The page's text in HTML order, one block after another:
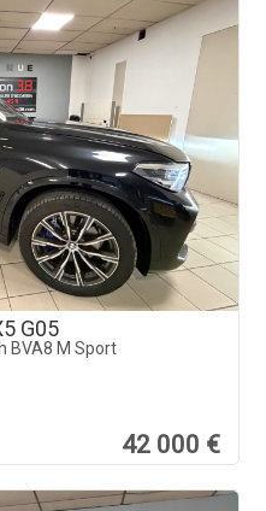
G05
BVA8 M Sport
42 000 €